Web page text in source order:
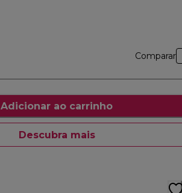
Comparar
Adicionar ao carrinho
Descubra mais